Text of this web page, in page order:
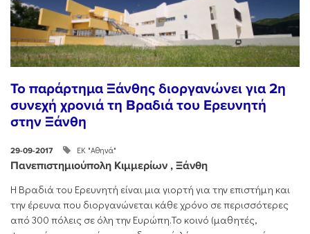
Το παράρτημα Ξάνθης διοργανώνει για 2η
συνεχή χρονιά τη Βραδιά του Ερευνητή
στην Ξάνθη
29-09-2017 ΕΚ "Αθηνά"
Πανεπιστημιούπολη Κιμμερίων , Ξάνθη
H Βραδιά του Ερευνητή είναι μια γιορτή για την επιστήμη και
την έρευνα που διοργανώνεται κάθε χρόνο σε περισσότερες
από 300 πόλεις σε όλη την Ευρώπη.Το κοινό (μαθητές,